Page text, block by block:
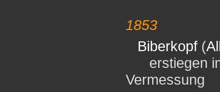
1853
Biberkopf (
erstiegen
Vermessung